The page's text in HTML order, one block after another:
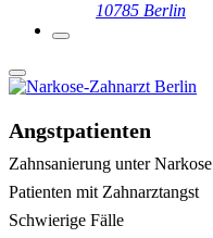
10785 Berlin
Angstpatienten
Zahnsanierung unter Narkose
Patienten mit Zahnarztangst
Schwierige Fälle